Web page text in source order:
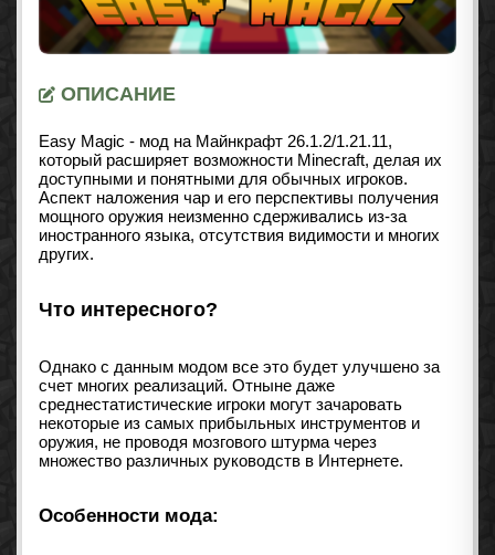
ОПИСАНИЕ
Easy Magic - мод на Майнкрафт 26.1.2/1.21.11,
который расширяет возможности Minecraft, делая их
доступными и понятными для обычных игроков.
Аспект наложения чар и его перспективы получения
мощного оружия неизменно сдерживались из-за
иностранного языка, отсутствия видимости и многих
других.
Что интересного?
Однако с данным модом все это будет улучшено за
счет многих реализаций. Отныне даже
среднестатистические игроки могут зачаровать
некоторые из самых прибыльных инструментов и
оружия, не проводя мозгового штурма через
множество различных руководств в Интернете.
Особенности мода: